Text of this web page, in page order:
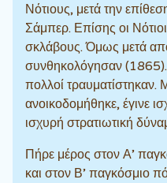
Νότιους, μετά την
Σάμπερ. Επίσης οι
σκλάβους. Όμως μετά
συνθηκολόγησαν
πολλοί τραυματίστηκαν.
ανοικοδομήθηκε, έγινε
ισχυρή στρατιωτική
Πήρε μέρος στον Α’
και στον Β’ παγκόσμιο